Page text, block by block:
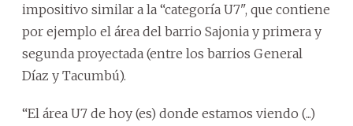
impositivo similar a la “categoría U7", que contiene
por ejemplo el área del barrio Sajonia y primera y
segunda proyectada (entre los barrios General
Díaz y Tacumbú).
“El área U7 de hoy (es) donde estamos viendo (...)